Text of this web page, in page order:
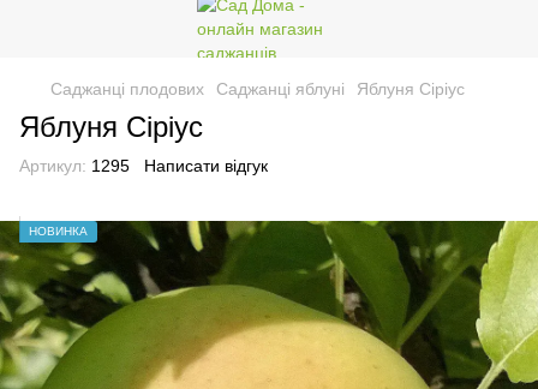
Саджанці плодових Саджанці яблуні Яблуня Сіріус
Яблуня Сіріус
Артикул: 1295 Написати відгук
НОВИНКА